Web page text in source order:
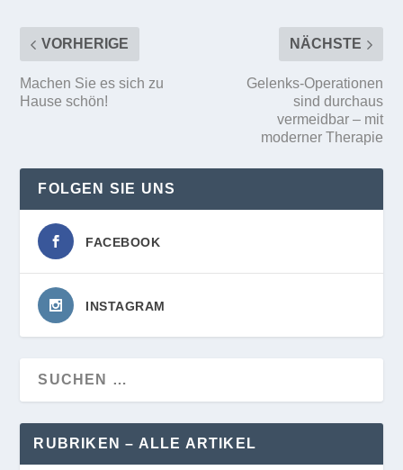
VORHERIGE
Machen Sie es sich zu
Hause schön!
NÄCHSTE
Gelenks-Operationen
sind durchaus
vermeidbar – mit
moderner Therapie
FOLGEN SIE UNS
FACEBOOK
INSTAGRAM
RUBRIKEN – ALLE ARTIKEL